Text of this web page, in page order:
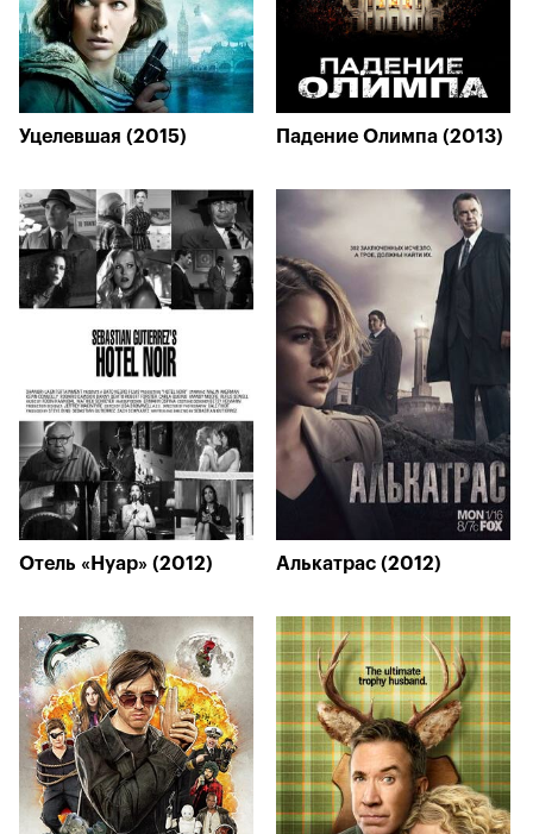
Уцелевшая (2015) Падение Олимпа (2013)
Отель «Нуар» (2012) Алькатрас (2012)